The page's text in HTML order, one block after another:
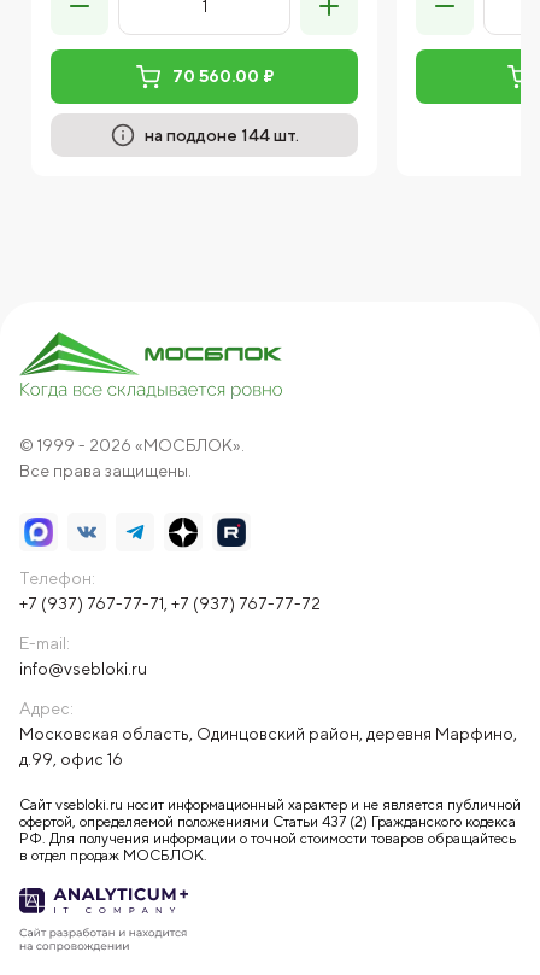
70 560.00 ₽
на поддоне 144 шт.
© 1999 - 2026 «МОСБЛОК».
Все права защищены.
Телефон:
+7 (937) 767-77-71, +7 (937) 767-77-72
E-mail:
info@vsebloki.ru
Адрес:
Московская область, Одинцовский район, деревня Марфино,
д.99, офис 16
Сайт vsebloki.ru носит информационный характер и не является публичной
офертой, определяемой положениями Статьи 437 (2) Гражданского кодекса
РФ. Для получения информации о точной стоимости товаров обращайтесь
в отдел продаж МОСБЛОК.